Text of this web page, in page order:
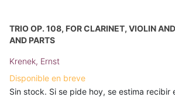
TRIO OP. 108, FOR CLARINET, VIOLIN
AND PARTS
Krenek, Ernst
Disponible en breve
Sin stock. Si se pide hoy, se estima recibir